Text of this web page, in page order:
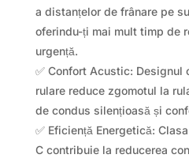
a distanțelor de frânare pe
oferindu-ți mai mult timp de
urgență.
✅ Confort Acustic:
rulare reduce zgomotul la
de condus silențioasă și
✅ Eficiență Energetică:
C contribuie la reducerea